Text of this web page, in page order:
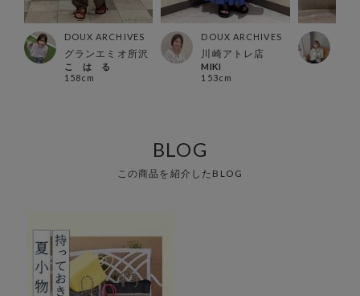
DOUX ARCHIVES
グランエミオ所沢
こ は る
158cm
DOUX ARCHIVES
川崎アトレ店
MIKI
153cm
BLOG
この商品を紹介したBLOG